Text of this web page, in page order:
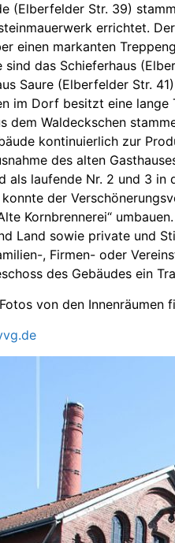
(Elberfelder Str. 39)
errichtet.
einen markanten
das Schieferhaus
Saure (Elberfelder Str. 41)
im Dorf besitzt eine
dem Waldeckschen
kontinuierlich zur
des alten
als laufende Nr. 2 und 3
der
Kornbrennerei“
Land sowie private und
, Firmen- oder
des Gebäudes ein
von den Innenräumen